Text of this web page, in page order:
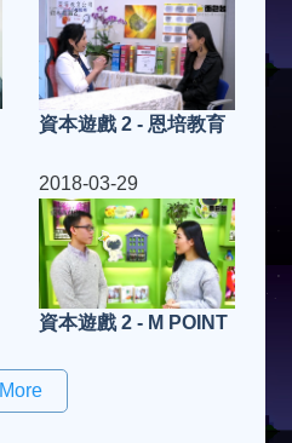
資本遊戲 2 - 恩培教育
2018-03-29
資本遊戲 2 - M POINT
More